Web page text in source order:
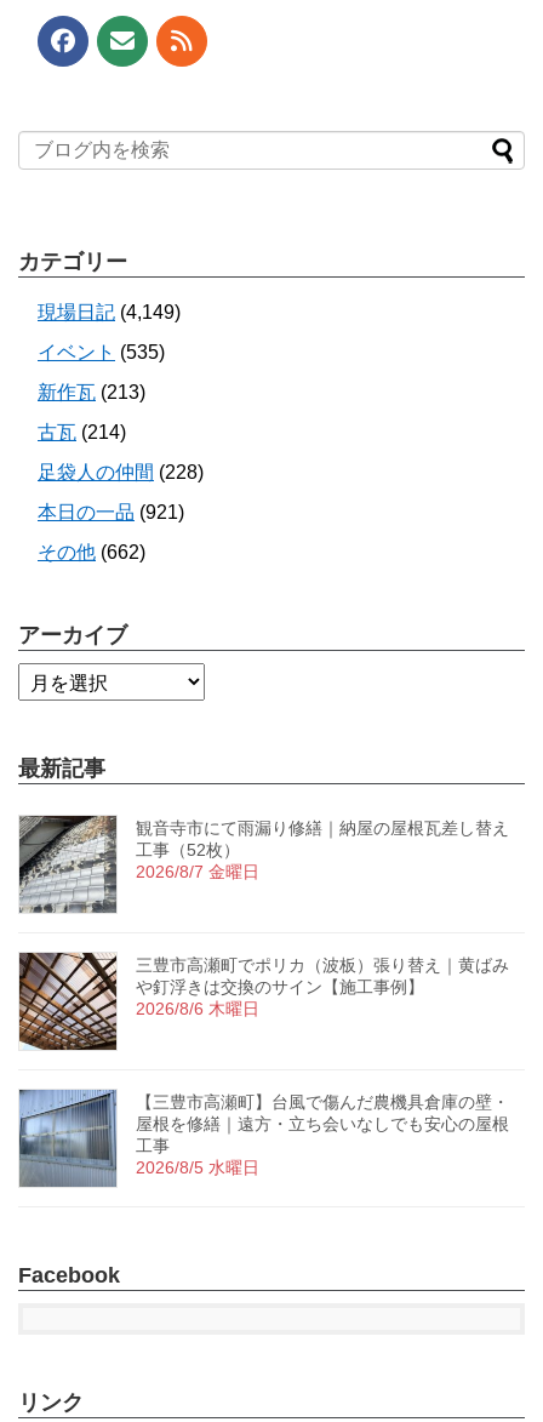
カテゴリー
現場日記 (4,149)
イベント (535)
新作瓦 (213)
古瓦 (214)
足袋人の仲間 (228)
本日の一品 (921)
その他 (662)
アーカイブ
最新記事
観音寺市にて雨漏り修繕｜納屋の屋根瓦差し替え
工事（52枚）
2026/8/7 金曜日
三豊市高瀬町でポリカ（波板）張り替え｜黄ばみ
や釘浮きは交換のサイン【施工事例】
2026/8/6 木曜日
【三豊市高瀬町】台風で傷んだ農機具倉庫の壁・
屋根を修繕｜遠方・立ち会いなしでも安心の屋根
工事
2026/8/5 水曜日
Facebook
リンク